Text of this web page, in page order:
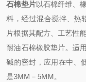
石棉垫片以石棉纤维、
料，经过混合搅拌、热
片根据其配方、工艺性
耐油石棉橡胶垫片。适
碱的密封，应用在中、
是3MM－5MM。